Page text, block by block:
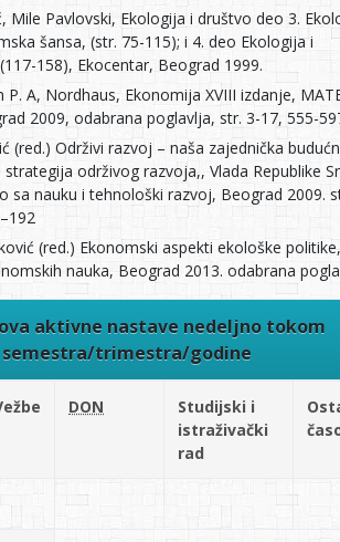
Mile Pavlovski, Ekologija i društvo deo 3.
šansa, (str. 75-115); i 4. deo Ekologija i
158), Ekocentar, Beograd 1999.
P. A, Nordhaus, Ekonomija XVIII izdanje,
2009, odabrana poglavlja, str. 3-17, 555-
(red.) Održivi razvoj – naša zajednička
strategija održivog razvoja,, Vlada Republike
ѕa nauku i tehnološki razvoj, Beograd 2009.
(red.) Ekonomski aspekti ekološke politike,
nauka, Beograd 2013. odabrana
aktivne nastave nedeljno tokom
semestra/trimestra/godine
DON
Studijski i
istraživački
rad